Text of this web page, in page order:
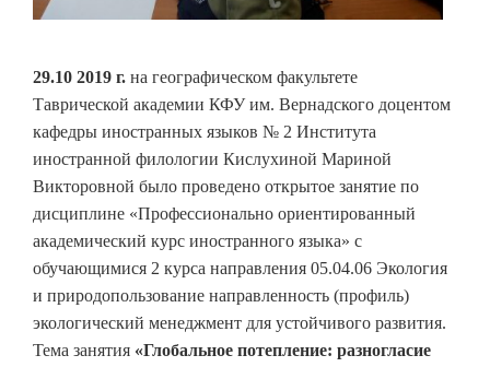
29.10 2019 г. на географическом факультете
Таврической академии КФУ им. Вернадского доцентом
кафедры иностранных языков № 2 Института
иностранной филологии Кислухиной Мариной
Викторовной было проведено открытое занятие по
дисциплине «Профессионально ориентированный
академический курс иностранного языка» с
обучающимися 2 курса направления 05.04.06 Экология
и природопользование направленность (профиль)
экологический менеджмент для устойчивого развития.
Тема занятия «Глобальное потепление: разногласие